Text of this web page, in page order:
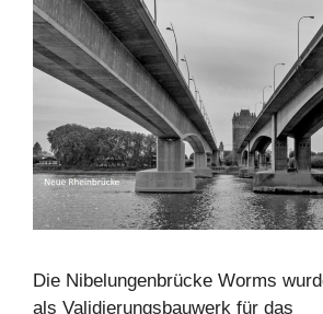
Die Nibelungenbrücke Worms
als Validierungsbauwerk für das